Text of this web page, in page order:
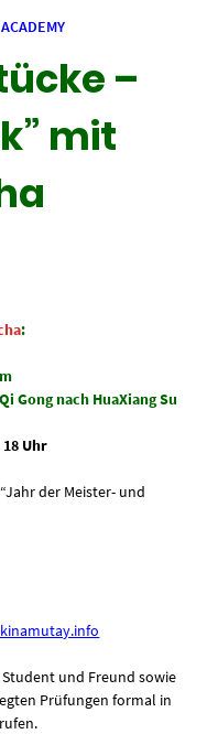
–
mit
:
Gong nach HuaXiang Su
Uhr
der Meister- und
und Freund sowie
Prüfungen formal in